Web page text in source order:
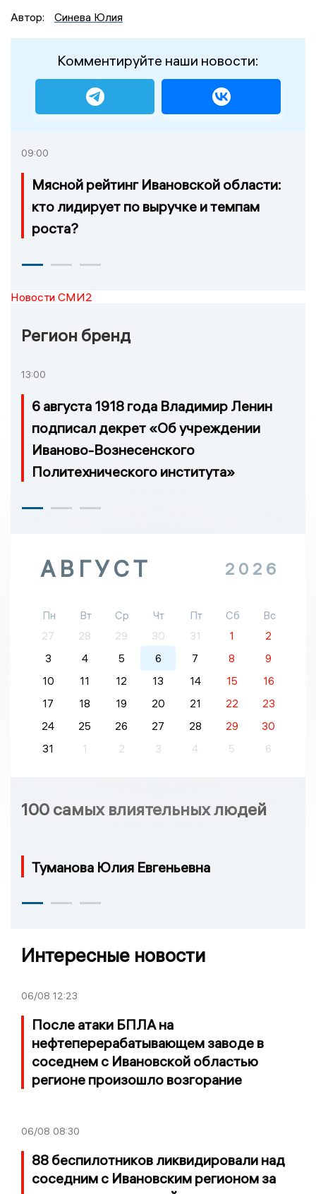
Автор:
Синева Юлия
Комментируйте наши новости:
09:00
Мясной рейтинг Ивановской области:
кто лидирует по выручке и темпам
роста?
Новости СМИ2
Регион бренд
13:00
6 августа 1918 года Владимир Ленин
подписал декрет «Об учреждении
Иваново-Вознесенского
Политехнического института»
АВГУСТ 2026
Пн Вт Ср Чт Пт Сб
Вс
27
28 29 30 31 1
2
3
4 5 6 7 8
9
10
11 12 13 14 15
16
17
18 19 20 21 22
23
24
25 26 27 28 29
30
31
1 2 3 4 5 6
100 самых влиятельных людей
Туманова Юлия Евгеньевна
Интересные новости
06/08 12:23
После атаки БПЛА на
нефтеперерабатывающем заводе в
соседнем с Ивановской областью
регионе произошло возгорание
06/08 08:30
88 беспилотников ликвидировали над
соседним с Ивановским регионом за